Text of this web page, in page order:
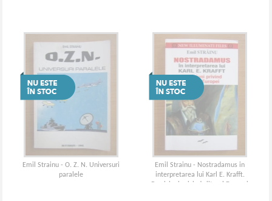
Emil Strainu - O. Z. N. Universuri
paralele
Emil Strainu - Nostradamus in
interpretarea lui Karl E. Krafft.
Previziuni privind viitorul Europei